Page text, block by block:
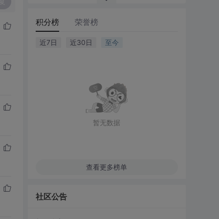
积分榜 荣誉榜
近7日 近30日 至今
暂无数据
查看更多榜单
社区公告